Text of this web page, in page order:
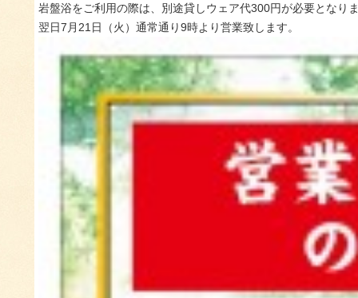
岩盤浴をご利用の際は、別途貸しウェア代300円が必要となり
翌日7月21日（火）通常通り9時より営業致します。